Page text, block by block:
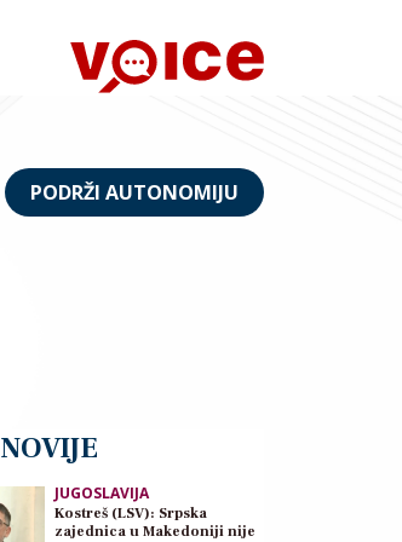
PODRŽI AUTONOMIJU
JUGOSLAVIJA
Kostreš (LSV): Srpska
zajednica u Makedoniji nije